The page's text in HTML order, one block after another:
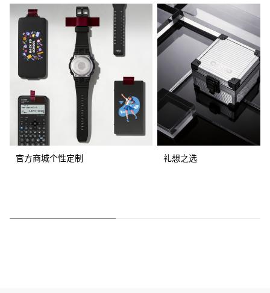
官方商城个性定制 礼想之选